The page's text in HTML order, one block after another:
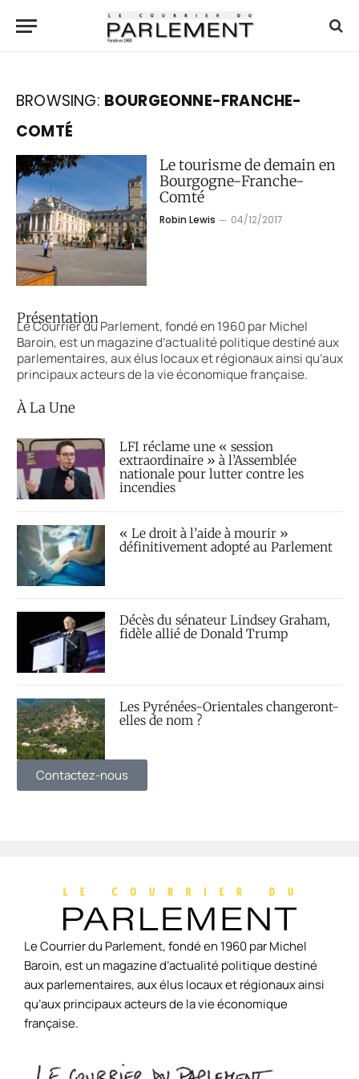
BROWSING: BOURGEONNE-FRANCHE-
COMTÉ
Le tourisme de demain en
Bourgogne-Franche-
Comté
Robin Lewis 04/12/2017
Présentation
Le Courrier du Parlement, fondé en 1960 par Michel
Baroin, est un magazine d’actualité politique destiné aux
parlementaires, aux élus locaux et régionaux ainsi qu’aux
principaux acteurs de la vie économique française.
À La Une
LFI réclame une « session
extraordinaire » à l’Assemblée
nationale pour lutter contre les
incendies
« Le droit à l’aide à mourir »
définitivement adopté au Parlement
Décès du sénateur Lindsey Graham,
fidèle allié de Donald Trump
Les Pyrénées-Orientales changeront-
elles de nom ?
Contactez-nous
Le Courrier du Parlement, fondé en 1960 par Michel
Baroin, est un magazine d’actualité politique destiné
aux parlementaires, aux élus locaux et régionaux ainsi
qu’aux principaux acteurs de la vie économique
française.